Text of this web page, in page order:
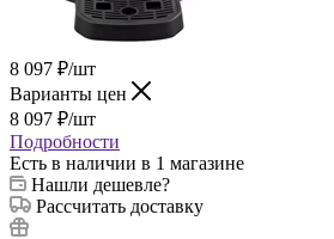
8 097 ₽/шт
Варианты цен
8 097 ₽/шт
Подробности
Есть в наличии в 1 магазине
Нашли дешевле?
Рассчитать доставку